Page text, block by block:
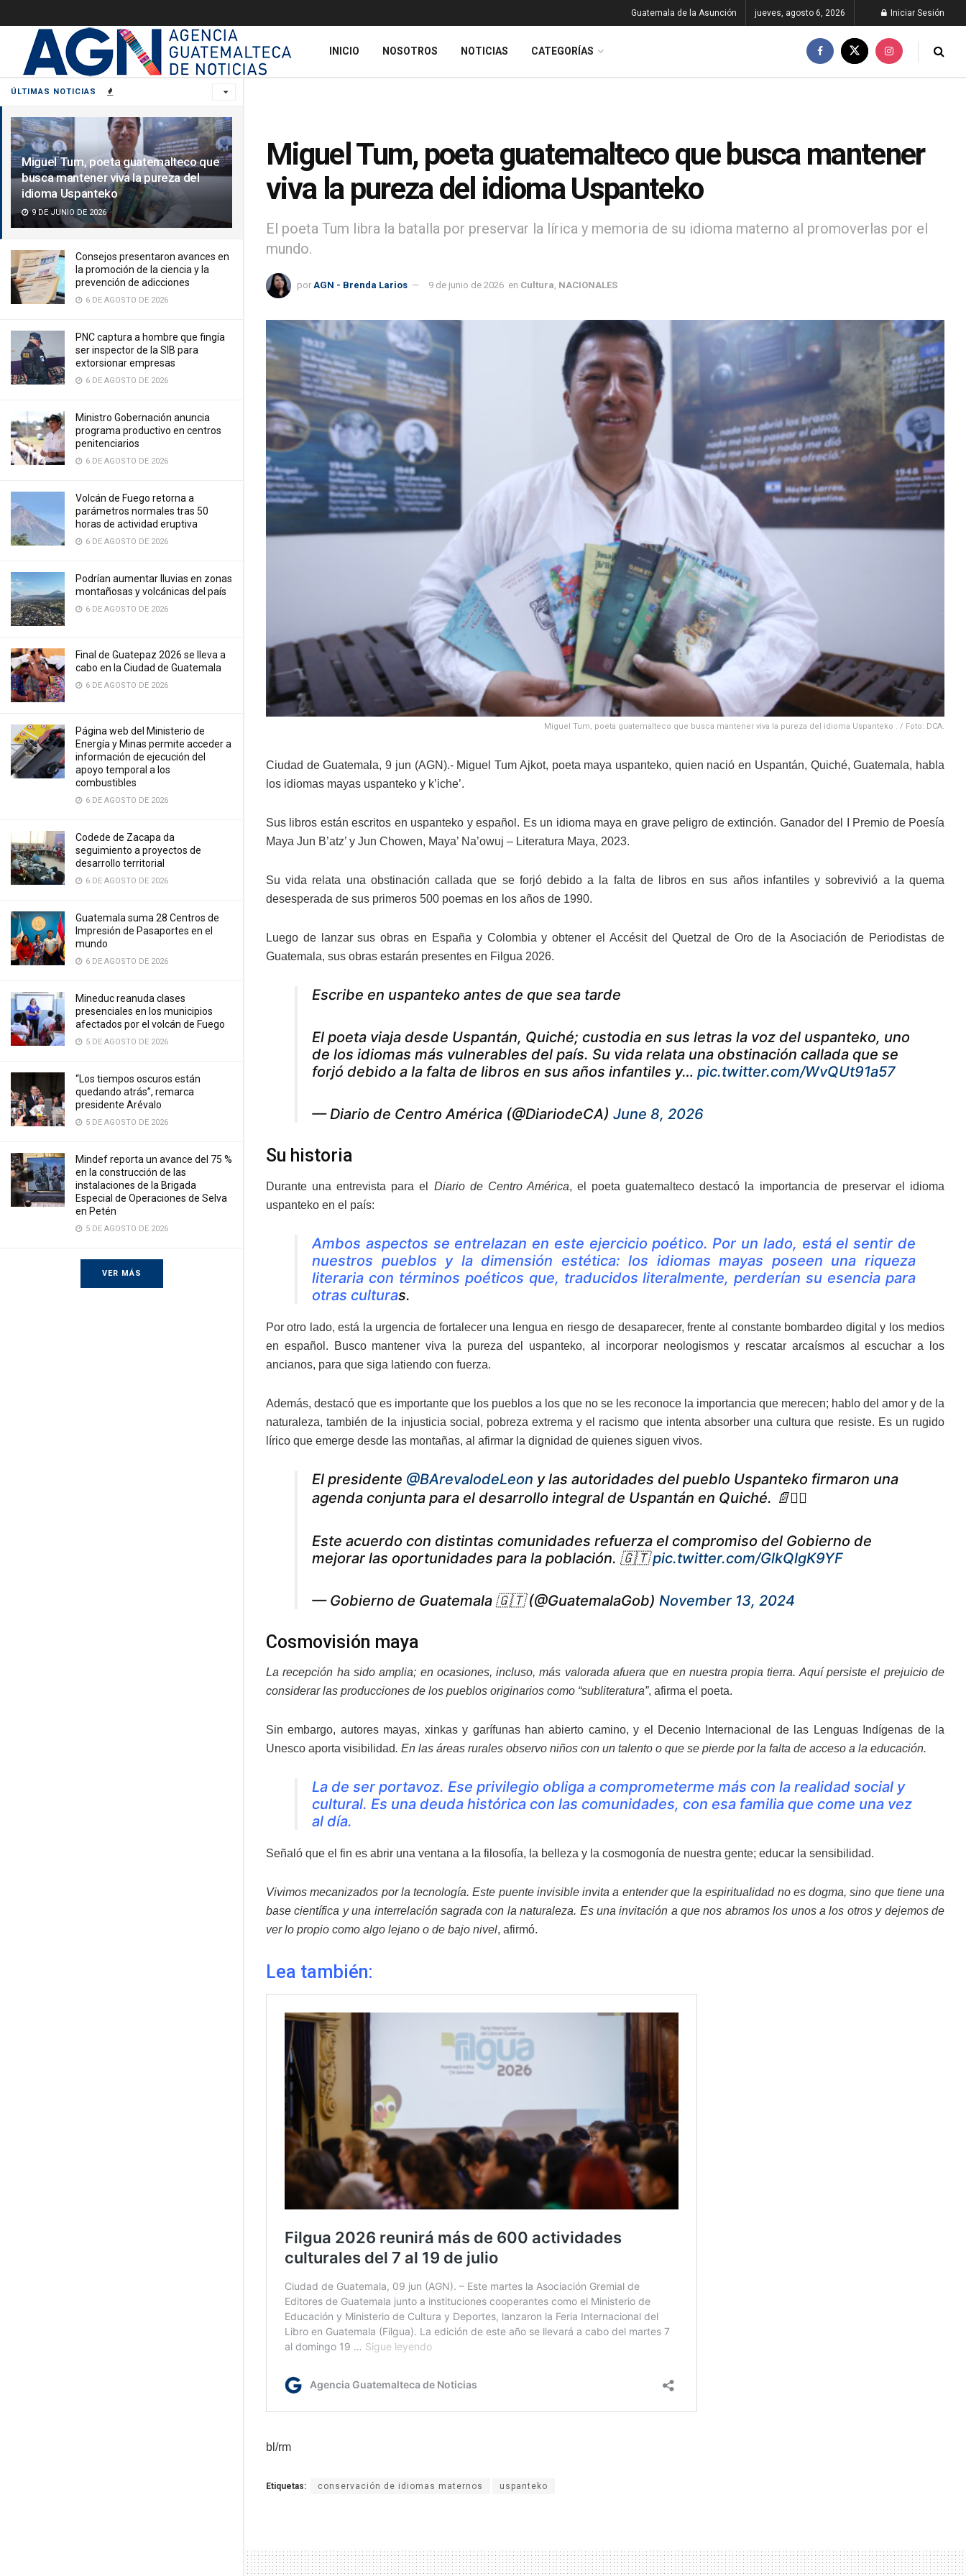
ÚLTIMAS NOTICIAS
Miguel Tum, poeta guatemalteco que
busca mantener viva la pureza del
idioma Uspanteko
9 DE JUNIO DE 2026
Consejos presentaron avances en
la promoción de la ciencia y la
prevención de adicciones
6 DE AGOSTO DE 2026
PNC captura a hombre que fingía
ser inspector de la SIB para
extorsionar empresas
6 DE AGOSTO DE 2026
Ministro Gobernación anuncia
programa productivo en centros
penitenciarios
6 DE AGOSTO DE 2026
Volcán de Fuego retorna a
parámetros normales tras 50
horas de actividad eruptiva
6 DE AGOSTO DE 2026
Podrían aumentar lluvias en zonas
montañosas y volcánicas del país
6 DE AGOSTO DE 2026
Final de Guatepaz 2026 se lleva a
cabo en la Ciudad de Guatemala
6 DE AGOSTO DE 2026
Página web del Ministerio de
Energía y Minas permite acceder a
información de ejecución del
apoyo temporal a los
combustibles
6 DE AGOSTO DE 2026
Codede de Zacapa da
seguimiento a proyectos de
desarrollo territorial
6 DE AGOSTO DE 2026
Guatemala suma 28 Centros de
Impresión de Pasaportes en el
mundo
6 DE AGOSTO DE 2026
Mineduc reanuda clases
presenciales en los municipios
afectados por el volcán de Fuego
5 DE AGOSTO DE 2026
“Los tiempos oscuros están
quedando atrás”, remarca
presidente Arévalo
5 DE AGOSTO DE 2026
Mindef reporta un avance del 75 %
en la construcción de las
instalaciones de la Brigada
Especial de Operaciones de Selva
en Petén
5 DE AGOSTO DE 2026
VER MÁS
Guatemala de la Asunción jueves, agosto 6, 2026 Iniciar Sesión
INICIO NOSOTROS NOTICIAS CATEGORÍAS
Miguel Tum, poeta guatemalteco que busca mantener
viva la pureza del idioma Uspanteko
El poeta Tum libra la batalla por preservar la lírica y memoria de su idioma materno al promoverlas por el
mundo.
por AGN - Brenda Larios 9 de junio de 2026 en Cultura NACIONALES
Miguel Tum, poeta guatemalteco que busca mantener viva la pureza del idioma Uspanteko . / Foto: DCA.
Ciudad de Guatemala, 9 jun (AGN).- Miguel Tum Ajkot, poeta maya uspanteko, quien nació en Uspantán, Quiché, Guatemala, habla
los idiomas mayas uspanteko y k’iche’.
Sus libros están escritos en uspanteko y español. Es un idioma maya en grave peligro de extinción. Ganador del I Premio de Poesía
Maya Jun B’atz’ y Jun Chowen, Maya’ Na’owuj – Literatura Maya, 2023.
Su vida relata una obstinación callada que se forjó debido a la falta de libros en sus años infantiles y sobrevivió a la quema
desesperada de sus primeros 500 poemas en los años de 1990.
Luego de lanzar sus obras en España y Colombia y obtener el Accésit del Quetzal de Oro de la Asociación de Periodistas de
Guatemala, sus obras estarán presentes en Filgua 2026.
Escribe en uspanteko antes de que sea tarde
El poeta viaja desde Uspantán, Quiché; custodia en sus letras la voz del uspanteko, uno
de los idiomas más vulnerables del país. Su vida relata una obstinación callada que se
forjó debido a la falta de libros en sus años infantiles y… pic.twitter.com/WvQUt91a57
— Diario de Centro América (@DiariodeCA) June 8, 2026
Su historia
Durante una entrevista para el Diario de Centro América, el poeta guatemalteco destacó la importancia de preservar el idioma
uspanteko en el país:
Ambos aspectos se entrelazan en este ejercicio poético. Por un lado, está el sentir de
nuestros pueblos y la dimensión estética: los idiomas mayas poseen una riqueza
literaria con términos poéticos que, traducidos literalmente, perderían su esencia para
otras culturas.
Por otro lado, está la urgencia de fortalecer una lengua en riesgo de desaparecer, frente al constante bombardeo digital y los medios
en español. Busco mantener viva la pureza del uspanteko, al incorporar neologismos y rescatar arcaísmos al escuchar a los
ancianos, para que siga latiendo con fuerza.
Además, destacó que es importante que los pueblos a los que no se les reconoce la importancia que merecen; hablo del amor y de la
naturaleza, también de la injusticia social, pobreza extrema y el racismo que intenta absorber una cultura que resiste. Es un rugido
lírico que emerge desde las montañas, al afirmar la dignidad de quienes siguen vivos.
El presidente @BArevalodeLeon y las autoridades del pueblo Uspanteko firmaron una
agenda conjunta para el desarrollo integral de Uspantán en Quiché. 📄✍🏼
Este acuerdo con distintas comunidades refuerza el compromiso del Gobierno de
mejorar las oportunidades para la población. 🇬🇹pic.twitter.com/GlkQlgK9YF
— Gobierno de Guatemala 🇬🇹 (@GuatemalaGob) November 13, 2024
Cosmovisión maya
La recepción ha sido amplia; en ocasiones, incluso, más valorada afuera que en nuestra propia tierra. Aquí persiste el prejuicio de
considerar las producciones de los pueblos originarios como “subliteratura”, afirma el poeta.
Sin embargo, autores mayas, xinkas y garífunas han abierto camino, y el Decenio Internacional de las Lenguas Indígenas de la
Unesco aporta visibilidad. En las áreas rurales observo niños con un talento o que se pierde por la falta de acceso a la educación.
La de ser portavoz. Ese privilegio obliga a comprometerme más con la realidad social y
cultural. Es una deuda histórica con las comunidades, con esa familia que come una vez
al día.
Señaló que el fin es abrir una ventana a la filosofía, la belleza y la cosmogonía de nuestra gente; educar la sensibilidad.
Vivimos mecanizados por la tecnología. Este puente invisible invita a entender que la espiritualidad no es dogma, sino que tiene una
base científica y una interrelación sagrada con la naturaleza. Es una invitación a que nos abramos los unos a los otros y dejemos de
ver lo propio como algo lejano o de bajo nivel, afirmó.
Lea también:
bl/rm
Etiquetas: conservación de idiomas maternos uspanteko